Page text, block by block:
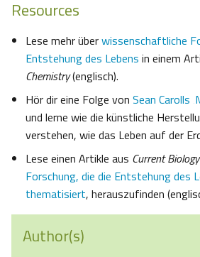
Resources
Lese mehr überwissenschaftliche
Entstehung des Lebens in einem
Chemistry(englisch).
Hör dir eine Folge von Sean Carolls
und lerne wie die künstliche
verstehen, wie das Leben auf der
Lese einen Artikle aus Current Biology
Forschung, die die Entstehung des
thematisiert, herauszufinden
Author(s)